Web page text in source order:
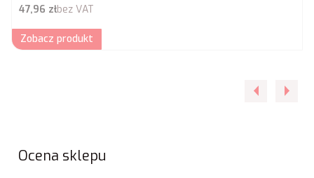
Cena netto
47,96 złbez VAT
Zobacz produkt
Ocena sklepu